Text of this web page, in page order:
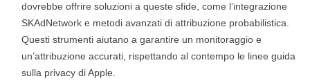
dovrebbe offrire soluzioni a queste sfide, come l’integrazione
SKAdNetwork e metodi avanzati di attribuzione probabilistica.
Questi strumenti aiutano a garantire un monitoraggio e
un’attribuzione accurati, rispettando al contempo le linee guida
sulla privacy di Apple.